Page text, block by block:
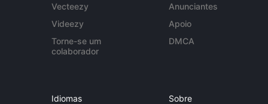
Vecteezy
Videezy
Torne-se um
colaborador
Anunciantes
Apoio
DMCA
Idiomas Sobre